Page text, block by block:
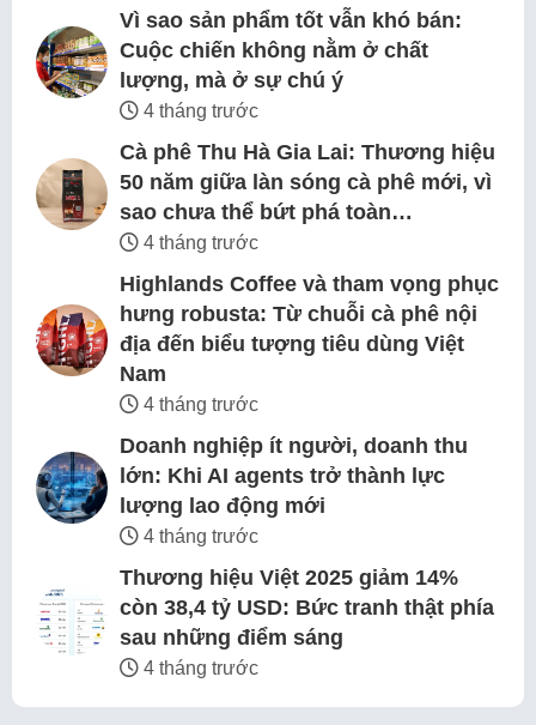
Vì sao sản phẩm tốt vẫn khó bán:
Cuộc chiến không nằm ở chất
lượng, mà ở sự chú ý
4 tháng trước
Cà phê Thu Hà Gia Lai: Thương hiệu
50 năm giữa làn sóng cà phê mới, vì
sao chưa thể bứt phá toàn…
4 tháng trước
Highlands Coffee và tham vọng phục
hưng robusta: Từ chuỗi cà phê nội
địa đến biểu tượng tiêu dùng Việt
Nam
4 tháng trước
Doanh nghiệp ít người, doanh thu
lớn: Khi AI agents trở thành lực
lượng lao động mới
4 tháng trước
Thương hiệu Việt 2025 giảm 14%
còn 38,4 tỷ USD: Bức tranh thật phía
sau những điểm sáng
4 tháng trước